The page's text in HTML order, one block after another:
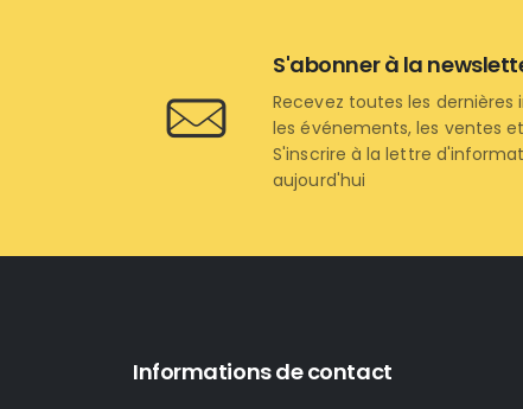
S'abonner à la
Recevez toutes les
les événements, les ventes
S'inscrire à la lettre
aujourd'hui
Informations de contact